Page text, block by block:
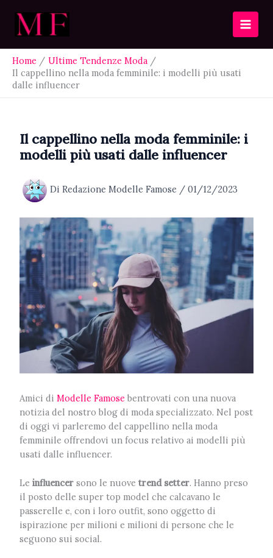
contenuto
Home
Ultime Tendenze Moda
Il cappellino nella moda femminile: i modelli più usati
dalle influencer
Il cappellino nella moda femminile: i
modelli più usati dalle influencer
Di Redazione Modelle Famose / 01/12/2023
Amici di Modelle Famose bentrovati con una nuova
notizia del nostro blog di moda specializzato. Nel post
di oggi vi parleremo del cappellino nella moda
femminile offrendovi un focus relativo ai modelli più
usati dalle influencer.
Le influencer sono le nuove trend setter. Hanno preso
il posto delle super top model che calcavano le
passerelle e, con i loro outfit, sono oggetto di
ispirazione per milioni e milioni di persone che le
seguono sui social.